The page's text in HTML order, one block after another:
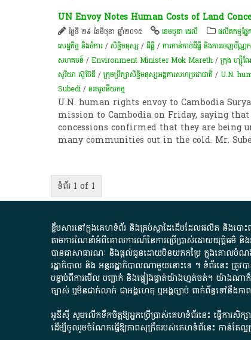
UN Envoy Notes Human Costs of Land
ថ្ងៃទី ២៩ ខែមិថុនា ឆ្នាំ២០១៥ ខេមបូឌា ដេលី ផលិតកម្ម​ផ្ន
សេដ្ឋកិច្ច និងចំការ/សិទ្ធិមនុស្ស/ដីធ្លី/ការកាន់កាប់​ដីធ្លី និង​ការចេញ​ប័ណ្ណក
សហគមន៍/Environment Minister Mok Mareth/ក្រុង ហ្ស៊ឺណ
សូរិយា ស៊ូប៊ែឌី​ /ក្រុម​​​ប្រឹក្សាសិទ្ធិ​​​មនុស្ស​​​អង្គការ​​​សហ​​​ប្រជាជាតិ​​​/U.N.
Subedi/នរគរូបនីយកម្ម
U.N. human rights envoy to Cambodia
mission to Cambodia on Friday, saying
concessions confirmed that they are being
many communities out in the cold. Mr.
ទំព័រ 1 of 1
ខ្លឹមសារ​នៅ​ក្នុង​គេហទំព័រ និង​គ្រប់​ស្នា​ដៃ​ដើម​ដែល​ផលិត​ និង​បោះ
តាមការ​ណែនាំ​អំពី​គោលការណ៍​នៃ​ការ​ប្រើប្រាស់​ដោយ​យុត្តិធម៌​ និង​
បានជា​សាធារណៈ​ និង​ផ្តល់​ជូន​ដោយ​មិន​យក​កម្រៃ​ ក្នុង​គោលបំណង​បម្
រដ្ឋាភិបាល​ និង ​អន្តររដ្ឋាភិបាល​ណាមួយ​នោះ​ទេ ​។​ ទំព័រ​នេះ​
បន្ទាប់​ពី​ការ​មើល​ បញ្ជាក់​ និង​ផ្ទៀងផ្ទាត់​យ៉ាង​ហ្មត់ចត់​។​ យ៉ាងណ
ច្បាស់​ ឬ​មិន​ជាក់លាក់​ ជា​អង្គហេតុ​ ឬ​អង្គច្បាប់​ ពាក់ព័ន្ធ​ទៅ​នឹ
អូឌីស៊ី សូមលើកទឹកចិត្តឱ្យអ្នកប្រើប្រាស់គេហទំព័រនេះ ធ្វើការសិក្ស
ដើម្បីចូលរួមចំណែកធ្វើឱ្យភាពសុក្រឹតរបស់គេហទំព័នេះ កាន់តែល្